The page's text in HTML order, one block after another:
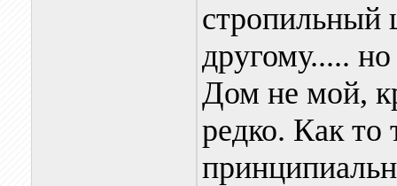
стропильный
другому.....
Дом не мой,
редко. Как то